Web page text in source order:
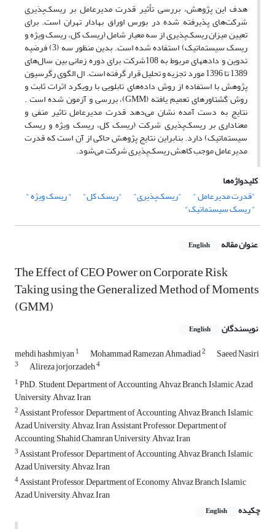
هدف این پژوهش، بررسی تأثیر قدرت مدیرعامل بر ریسک‌پذیری
شرکت‌های پذیرفته شده در بورس اوراق بهادار تهران است. برای
تعیین میزان ریسک‌پذیری از سه معیار شامل (ریسک کل، ریسک ویژه و
ریسک سیستماتیک) استفاده شده است. بدین منظور سه (3) فرضیه
تدوین و داده‏های مربوط به 108شرکت برای دوره‌ زمانی بین سال‌های
1389 تا 1396 مورد تجزیه و تحلیل قرار گرفته است. ال الگوی رگرسیون
پژوهش با استفاده از روش داده‌های تابلویی با رویکرد اثرات ثابت و
روش گشتاورهای تعمیم یافته (GMM)، بررسی و آزمون شده است .
نتایج به دست آمده نشان می‌دهد قدرت مدیرعامل تاثیر منفی و
معناداری بر ریسک‌پذیری شرکت (ریسک کل، ریسک ویژه و ریسک
سیستماتیک) دارد. بنابراین نتایج پژوهش حاکی از آن است که قدرت
مدیرعامل موجب کاهش ریسک‌پذیری شرکت می‌شود.
کلیدواژه‌ها
"قدرت مدیرعامل "
"ریسک‌پذیری" "ریسک کل" " ریسک ویژه "
" ریسک سیستماتیک"
عنوان مقاله English
The Effect of CEO Power on Corporate Risk
Taking using the Generalized Method of Moments
(GMM)
نویسندگان English
mehdi hashmiyan1 Mohammad Ramezan Ahmadiad2 Saeed Nasiri
3 Alireza jorjorzadeh4
1PhD. Student, Department of Accounting, Ahvaz Branch, Islamic Azad
University, Ahvaz, Iran
2Assistant Professor, Department of Accounting, Ahvaz Branch, Islamic
Azad University, Ahvaz, Iran Assistant Professor, Department of
Accounting, Shahid Chamran University, Ahvaz, Iran
3Assistant Professor, Department of Accounting, Ahvaz Branch, Islamic
Azad University, Ahvaz, Iran
4Assistant Professor, Department of Economy, Ahvaz Branch, Islamic
Azad University, Ahvaz, Iran
چکیده
English